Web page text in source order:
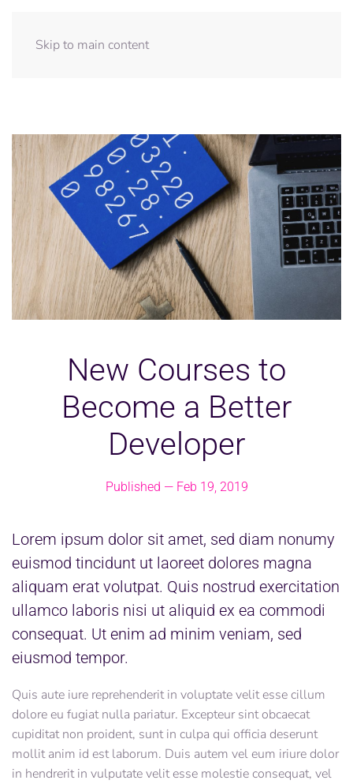
Skip to main content
New Courses to
Become a Better
Developer
Published — Feb 19, 2019
Lorem ipsum dolor sit amet, sed diam nonumy
euismod tincidunt ut laoreet dolores magna
aliquam erat volutpat. Quis nostrud exercitation
ullamco laboris nisi ut aliquid ex ea commodi
consequat. Ut enim ad minim veniam, sed
eiusmod tempor.
Quis aute iure reprehenderit in voluptate velit esse cillum
dolore eu fugiat nulla pariatur. Excepteur sint obcaecat
cupiditat non proident, sunt in culpa qui officia deserunt
mollit anim id est laborum. Duis autem vel eum iriure dolor
in hendrerit in vulputate velit esse molestie consequat, vel